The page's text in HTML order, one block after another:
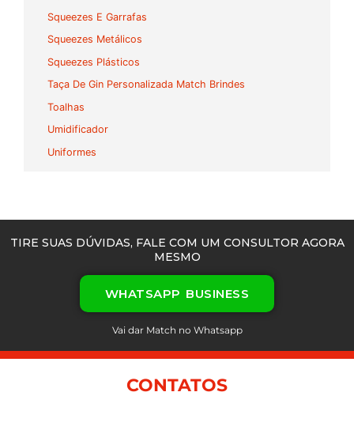
Squeezes E Garrafas
Squeezes Metálicos
Squeezes Plásticos
Taça De Gin Personalizada Match Brindes
Toalhas
Umidificador
Uniformes
TIRE SUAS DÚVIDAS, FALE COM UM CONSULTOR AGORA
MESMO
WHATSAPP BUSINESS
Vai dar Match no Whatsapp
CONTATOS